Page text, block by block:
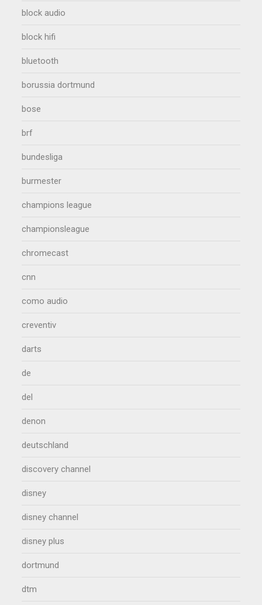
block audio
block hifi
bluetooth
borussia dortmund
bose
brf
bundesliga
burmester
champions league
championsleague
chromecast
cnn
como audio
creventiv
darts
de
del
denon
deutschland
discovery channel
disney
disney channel
disney plus
dortmund
dtm